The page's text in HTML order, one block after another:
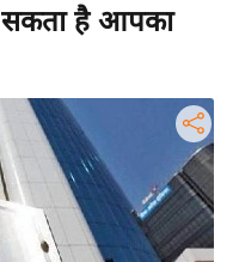
है आपका